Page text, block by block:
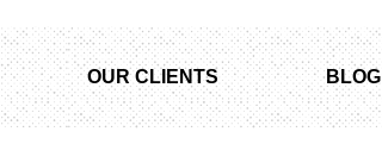
OUR CLIENTS BLOG